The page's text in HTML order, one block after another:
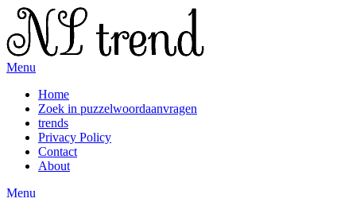
Skip
content
Menu
Home
Zoek in puzzelwoordaanvragen
trends
Privacy Policy
Contact
About
Menu